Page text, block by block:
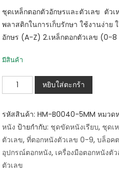
price
was:
฿699.00.
price
฿580.00.
ชุดเหล็กตอกตัวอักษรและตัวเลข ตัว
พลาสติกในการเก็บรักษา ใช้งานง่าย
อักษร (A-Z) 2.เหล็กตอกตัวเลข (0-
มีสินค้า
จำนวน
HM-
5MM
เหล็ก
ตอก
ตัว
อักษร
หยิบใส่ตะกร้า
รหัสสินค้า:HM-B0040-5MM หมวด
หนัง ป้ายกำกับ: ชุดขัดหนังเรียบ, ชุดเ
ตัวเลข,ที่ตอกหนังตัวเลข 0-9,บล็อค
อุปกรณ์ตอกหนัง, เครื่องมือตอกหนังตั
ตัวเลข